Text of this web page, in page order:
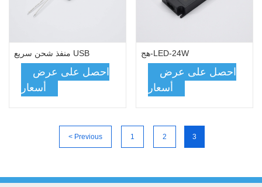
منفذ شحن سريع USB
احصل على عرض
أسعار
هج-LED-24W
احصل على عرض
أسعار
< Previous 1 2 3